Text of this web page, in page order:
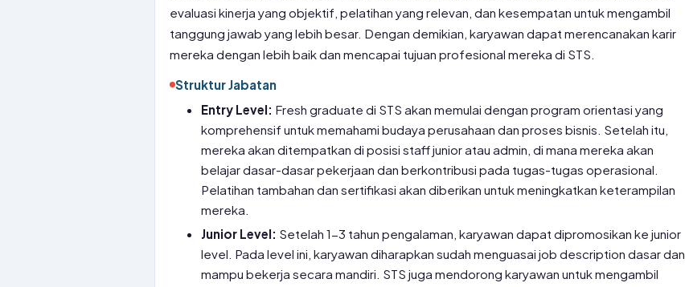
evaluasi kinerja yang objektif, pelatihan yang relevan, dan kesempatan untuk mengambil
tanggung jawab yang lebih besar. Dengan demikian, karyawan dapat merencanakan karir
mereka dengan lebih baik dan mencapai tujuan profesional mereka di STS.
Struktur Jabatan
Entry Level: Fresh graduate di STS akan memulai dengan program orientasi yang
komprehensif untuk memahami budaya perusahaan dan proses bisnis. Setelah itu,
mereka akan ditempatkan di posisi staff junior atau admin, di mana mereka akan
belajar dasar-dasar pekerjaan dan berkontribusi pada tugas-tugas operasional.
Pelatihan tambahan dan sertifikasi akan diberikan untuk meningkatkan keterampilan
mereka.
Junior Level: Setelah 1-3 tahun pengalaman, karyawan dapat dipromosikan ke junior
level. Pada level ini, karyawan diharapkan sudah menguasai job description dasar dan
mampu bekerja secara mandiri. STS juga mendorong karyawan untuk mengambil